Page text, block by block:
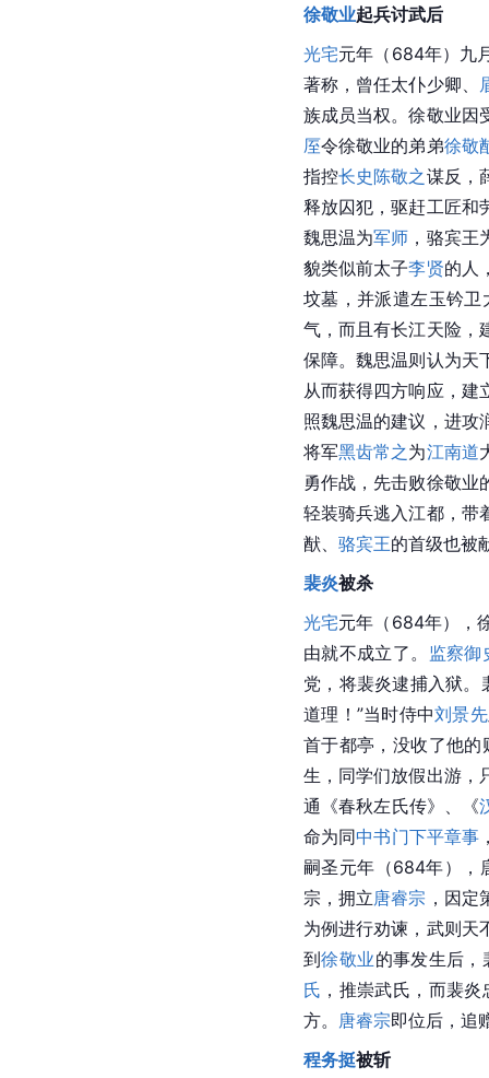
徐敬业起兵讨武后
光宅元年（684年）九
著称，曾任太仆少卿、
族成员当权。徐敬业因
厔令徐敬业的弟弟徐敬
指控长史陈敬之谋反，
释放囚犯，驱赶工匠和
魏思温为军师 ，骆宾
貌类似前太子李贤的人
坟墓，并派遣左玉钤卫
气，而且有长江天险，
保障。魏思温则认为天
从而获得四方响应，建
照魏思温的建议，进攻
将军黑齿常之为江南道
勇作战，先击败徐敬业
轻装骑兵逃入江都，带
猷、 骆宾王的首级也被
裴炎被杀
光宅元年（684年），
由就不成立了。 监察御
党，将裴炎逮捕入狱。
道理！”当时侍中刘景先
首于都亭，没收了他
生，同学们放假出游，
通《春秋左氏传》、《
命为同中书门下平章事
嗣圣元年（684年），
宗，拥立唐睿宗 ，因定
为例进行劝谏，武则天
到徐敬业的事发生后
氏 ，推崇武氏，而裴
方。 唐睿宗即位后，追
程务挺被斩